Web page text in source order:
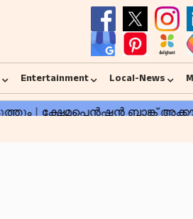
Entertainment Local-News